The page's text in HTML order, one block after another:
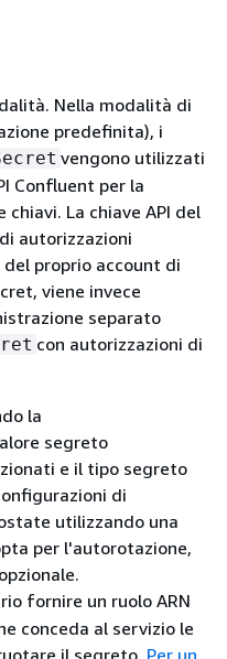
Nella modalità di
predefinita), i
vengono utilizzati
Confluent per la
La chiave API del
autorizzazioni
proprio account di
viene invece
separato
con autorizzazioni di
la
segreto
e il tipo segreto
di
utilizzando una
per l'autorotazione,
fornire un ruolo ARN
conceda al servizio le